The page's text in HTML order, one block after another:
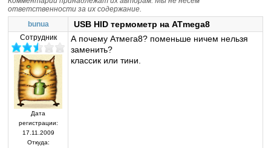
ответственности за их содержание.
bunua
USB HID термометр на ATmega8
Сотрудник
Дата
регистрации:
17.11.2009
Откуда:
А почему Атмега8? поменьше ничем нельзя
заменить?
классик или тини.